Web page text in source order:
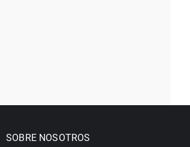
SOBRE NOSOTROS